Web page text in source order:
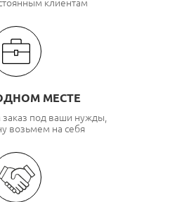
клиентам
МЕСТЕ
под ваши нужды,
возьмем на себя